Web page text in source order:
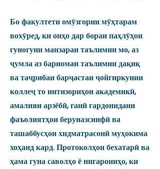
Бо факултети омӯзгории мӯҳтарам
вохӯред, ки онҳо дар бораи паҳлӯҳои
гуногуни манзараи таълимии мо, аз
ҷумла аз барномаи таълимии дақиқ
ва таҷрибаи барҷастаи ҷойгиркунии
коллеҷ то интизориҳои академикӣ,
амалияи арзёбӣ, ғанӣ гардонидани
фаъолиятҳои беруназсинфӣ ва
ташаббусҳои хидматрасонӣ муҳокима
хоҳанд кард. Протоколҳои бехатарӣ ва
ҳама гуна саволҳо ё нигарониҳо, ки